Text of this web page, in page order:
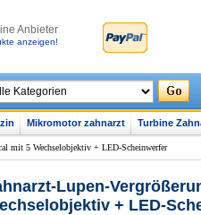
Anbieter
anzeigen!
Mikromotor zahnarzt Turbine
mit 5 Wechselobjektiv + LED-Scheinwerfer
Lupen-
+ LED-